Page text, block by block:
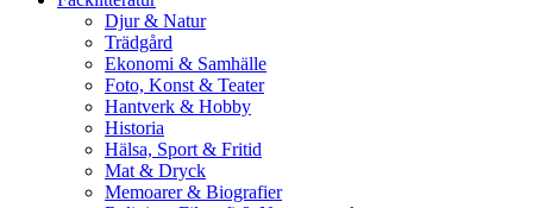
Djur & Natur
Trädgård
Ekonomi & Samhälle
Foto, Konst & Teater
Hantverk & Hobby
Historia
Hälsa, Sport & Fritid
Mat & Dryck
Memoarer & Biografier